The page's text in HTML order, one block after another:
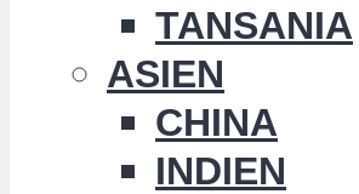
TANSANIA
ASIEN
CHINA
INDIEN